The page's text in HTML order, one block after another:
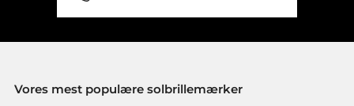
Vores mest populære solbrillemærker